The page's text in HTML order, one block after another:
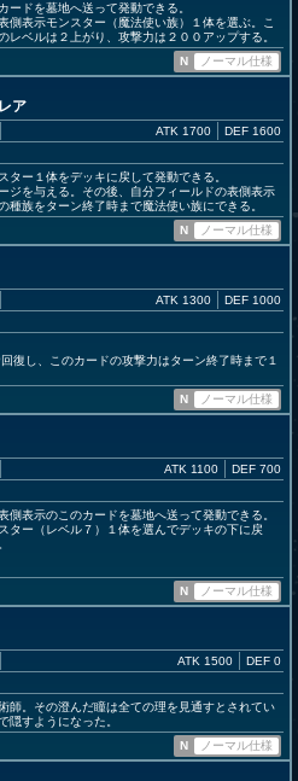
ードを墓地へ送って発動できる。
側表示モンスター（魔法使い族）１体を選ぶ。こ
レベルは２上がり、攻撃力は２００アップする。
N
ノーマル仕様
ア
ATK 1700 DEF 1600
ター１体をデッキに戻して発動できる。
ジを与える。その後、自分フィールドの表側表示
種族をターン終了時まで魔法使い族にできる。
N
ノーマル仕様
ATK 1300 DEF 1000
復し、このカードの攻撃力はターン終了時まで１
N
ノーマル仕様
ATK 1100 DEF 700
側表示のこのカードを墓地へ送って発動できる。
ター（レベル７）１体を選んでデッキの下に戻
N ノーマル仕様
ATK 1500 DEF 0
師。その澄んだ瞳は全ての理を見通すとされてい
隠すようになった。
N
ノーマル仕様